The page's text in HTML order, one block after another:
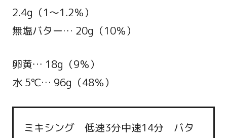
2.4g（1～1.2％）
無塩バター… 20g（10％）
卵黄… 18g（9％）
水 5℃… 96g（48％）
ミキシング 低速3分中速14分 バタ